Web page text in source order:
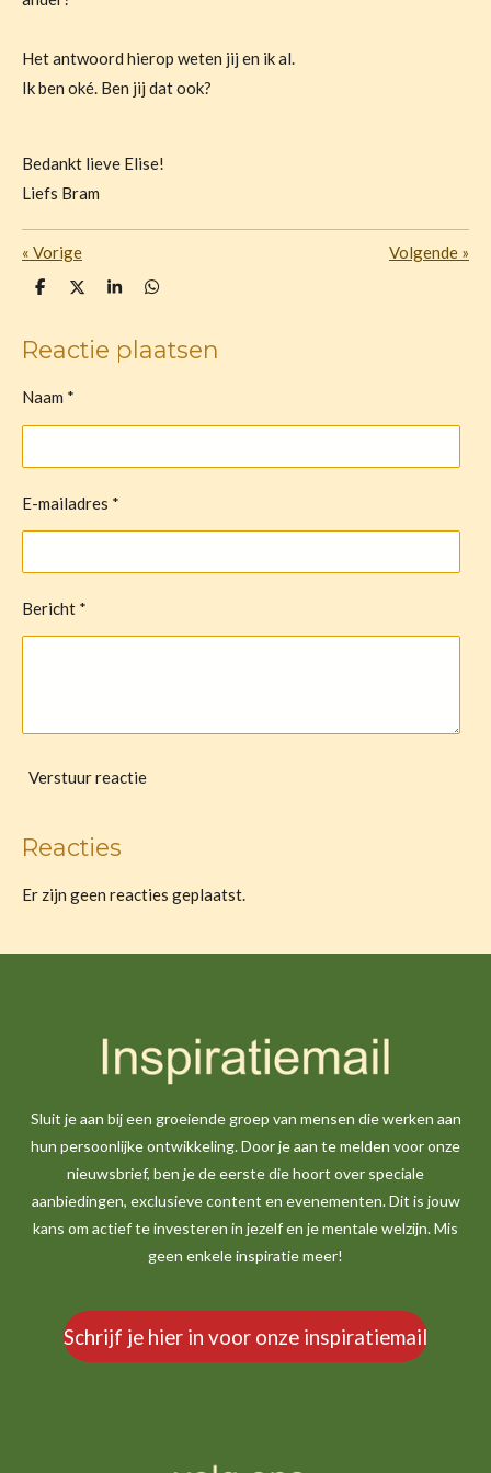
Het antwoord hierop weten jij en ik al.
Ik ben oké. Ben jij dat ook?
Bedankt lieve Elise!
Liefs Bram
« Vorige Volgende »
D
e
n
D
l
S
e
D
e
n
Reactie plaatsen
Naam *
E-mailadres *
Bericht *
Verstuur reactie
Reacties
Er zijn geen reacties geplaatst.
Sluit je aan bij een groeiende groep van mensen die werken aan
hun persoonlijke ontwikkeling. Door je aan te melden voor onze
nieuwsbrief, ben je de eerste die hoort over speciale
aanbiedingen, exclusieve content en evenementen. Dit is jouw
kans om actief te investeren in jezelf en je mentale welzijn. Mis
geen enkele inspiratie meer!
Schrijf je hier in voor onze inspiratiemail